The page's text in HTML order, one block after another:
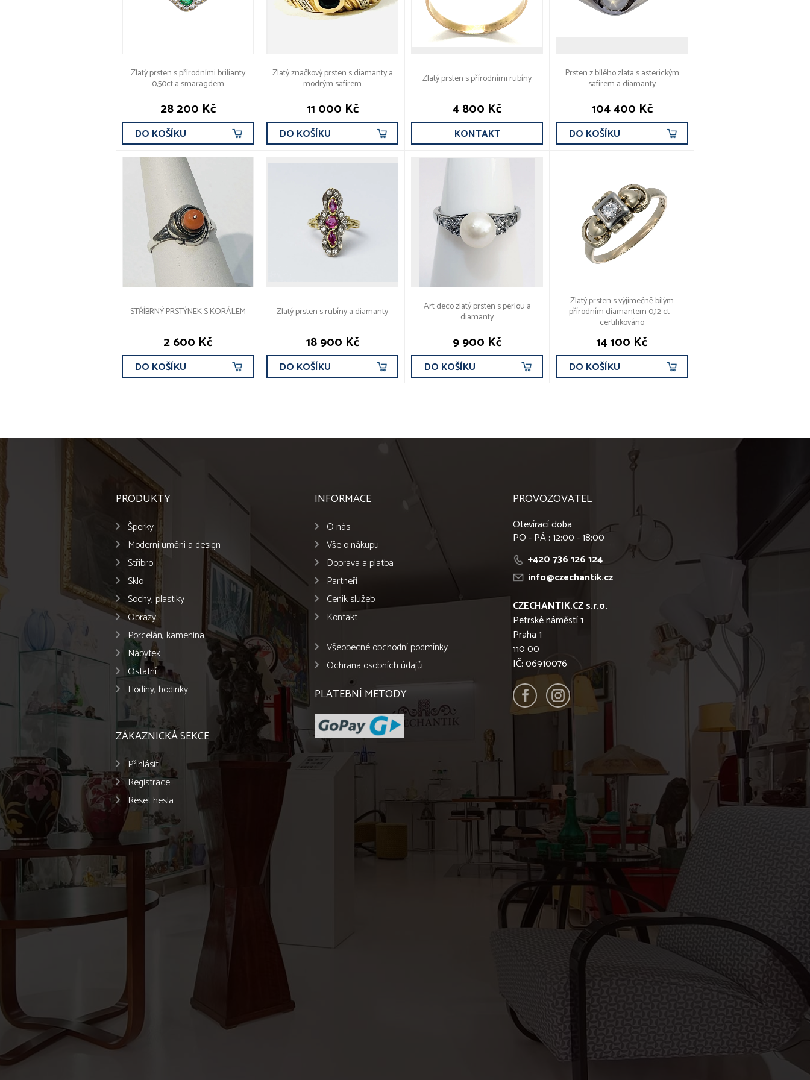
Zlatý prsten s přírodními brilianty
0,50ct a smaragdem
28 200 Kč
DO KOŠÍKU
Zlatý značkový prsten s diamanty a
modrým safírem
11 000 Kč
DO KOŠÍKU
Zlatý prsten s přírodními rubíny
4 800 Kč
KONTAKT
Prsten z bílého zlata s asterickým
safírem a diamanty
104 400 Kč
DO KOŠÍKU
STŘÍBRNÝ PRSTÝNEK S KORÁLEM
2 600 Kč
DO KOŠÍKU
Zlatý prsten s rubíny a diamanty
18 900 Kč
DO KOŠÍKU
Art deco zlatý prsten s perlou a
diamanty
9 900 Kč
DO KOŠÍKU
Zlatý prsten s výjimečně bílým
přírodním diamantem 0,12 ct –
certifikováno
14 100 Kč
DO KOŠÍKU
PRODUKTY
Šperky
Moderní umění a design
Stříbro
Sklo
Sochy, plastiky
Obrazy
Porcelán, kamenina
Nábytek
Ostatní
Hodiny, hodinky
ZÁKAZNICKÁ SEKCE
Přihlásit
Registrace
Reset hesla
INFORMACE
O nás
Vše o nákupu
Doprava a platba
Partneři
Ceník služeb
Kontakt
Všeobecné obchodní podmínky
Ochrana osobních údajů
PLATEBNÍ METODY
PROVOZOVATEL
Otevírací doba
PO - PÁ : 12:00 - 18:00
+420 736 126 124
info@czechantik.cz
CZECHANTIK.CZ s.r.o.
Petrské náměstí 1
Praha 1
110 00
IČ: 06910076